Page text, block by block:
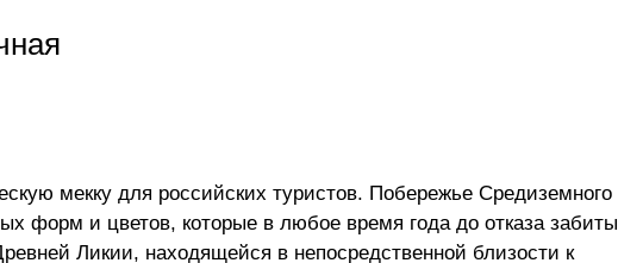
мекку для российских туристов. Побережье Средиземного
форм и цветов, которые в любое время года до отказа забиты
Ликии, находящейся в непосредственной близости к